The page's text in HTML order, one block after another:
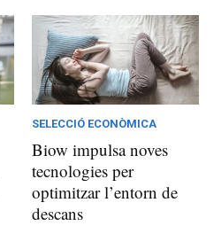
SELECCIÓ ECONÒMICA
Biow impulsa noves
tecnologies per
optimitzar l’entorn de
descans